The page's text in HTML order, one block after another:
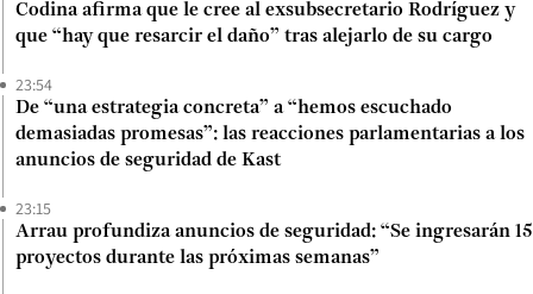
Codina afirma que le cree al exsubsecretario Rodríguez y
que “hay que resarcir el daño” tras alejarlo de su cargo
23:54
De “una estrategia concreta” a “hemos escuchado
demasiadas promesas”: las reacciones parlamentarias a los
anuncios de seguridad de Kast
23:15
Arrau profundiza anuncios de seguridad: “Se ingresarán 15
proyectos durante las próximas semanas”